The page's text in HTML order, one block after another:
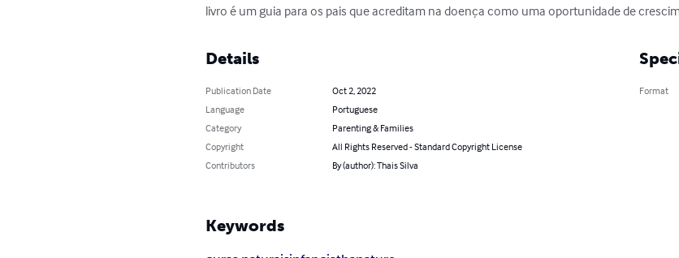
livro é um guia para os pais que acreditam na doença como uma oportunidade de
Details
Publication Date
Oct 2, 2022
Language
Portuguese
Category
Parenting & Families
Copyright
All Rights Reserved - Standard Copyright License
Contributors
By (author): Thais Silva
Format
Keywords